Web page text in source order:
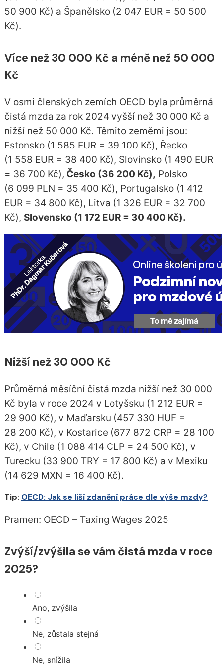
50 900 Kč) a Španělsko (2 047 EUR = 50 500
Kč).
Více než 30 000 Kč a méně než 50 000
Kč
V osmi členských zemích OECD byla průměrná
čistá mzda za rok 2024 vyšší než 30 000 Kč a
nižší než 50 000 Kč. Těmito zeměmi jsou:
Estonsko (1 585 EUR = 39 100 Kč), Řecko
(1 558 EUR = 38 400 Kč), Slovinsko (1 490 EUR
= 36 700 Kč), Česko (36 200 Kč), Polsko
(6 099 PLN = 35 400 Kč), Portugalsko (1 412
EUR = 34 800 Kč), Litva (1 326 EUR = 32 700
Kč), Slovensko (1 172 EUR = 30 400 Kč).
Nižší než 30 000 Kč
Průměrná měsíční čistá mzda nižší než 30 000
Kč byla v roce 2024 v Lotyšsku (1 212 EUR =
29 900 Kč), v Maďarsku (457 330 HUF =
28 200 Kč), v Kostarice (677 872 CRP = 28 100
Kč), v Chile (1 088 414 CLP = 24 500 Kč), v
Turecku (33 900 TRY = 17 800 Kč) a v Mexiku
(14 629 MXN = 16 400 Kč).
Tip: OECD: Jak se liší zdanění práce dle výše mzdy?
Pramen: OECD – Taxing Wages 2025
Zvýší/zvýšila se vám čistá mzda v roce
2025?
Ano, zvýšila
Ne, zůstala stejná
Ne, snížila